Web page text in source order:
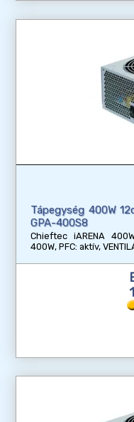
Tápegység 400W
GPA-400S8
Chieftec iARENA
400W, PFC: aktív,